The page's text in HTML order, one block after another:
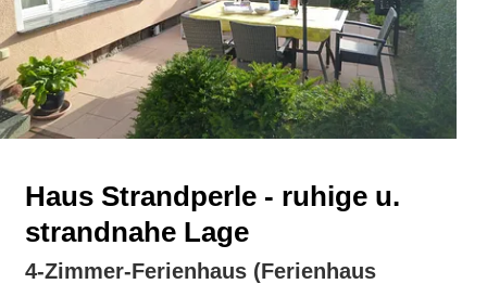
Haus Strandperle - ruhige u.
strandnahe Lage
4-Zimmer-Ferienhaus (Ferienhaus